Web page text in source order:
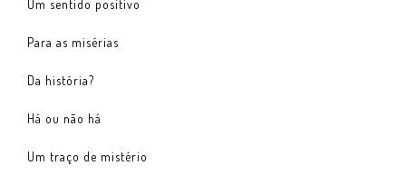
Um sentido positivo
Para as misérias
Da história?
Há ou não há
Um traço de mistério